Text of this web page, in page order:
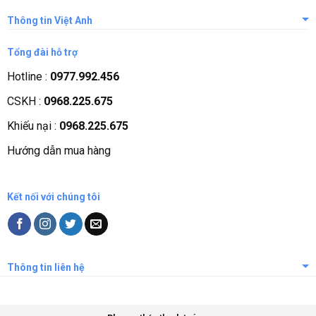
Thông tin Việt Anh
Giới thiệu công ty
Tầm nhìn sứ mệnh
Quá trình phát triển
Các chứng nhận
Liên hệ, góp ý
Tổng đài hỗ trợ
Hotline : 0977.992.456
CSKH : 0968.225.675
Khiếu nại : 0968.225.675
Hướng dẫn mua hàng
Kết nối với chúng tôi
Thông tin liên hệ